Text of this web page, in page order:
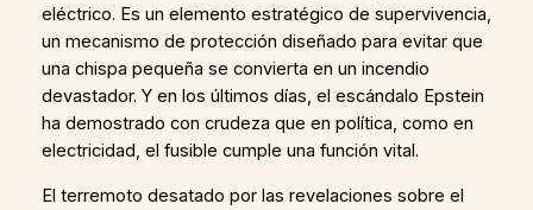
eléctrico. Es un elemento estratégico de supervivencia,
un mecanismo de protección diseñado para evitar que
una chispa pequeña se convierta en un incendio
devastador. Y en los últimos días, el escándalo Epstein
ha demostrado con crudeza que en política, como en
electricidad, el fusible cumple una función vital.
El terremoto desatado por las revelaciones sobre el